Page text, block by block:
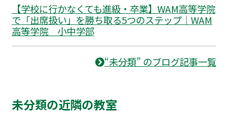
【学校に行かなくても進級・卒業】WAM高等学院
で「出席扱い」を勝ち取る5つのステップ｜WAM
高等学院 小中学部
“未分類” のブログ記事一覧
未分類の近隣の教室